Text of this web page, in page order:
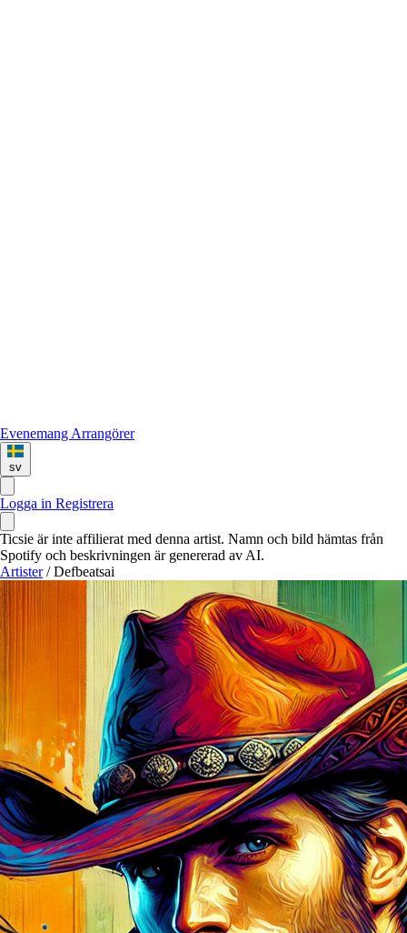
Evenemang Arrangörer
sv
Logga in Registrera
Ticsie är inte affilierat med denna artist. Namn och bild hämtas från
Spotify och beskrivningen är genererad av AI.
Artister / Defbeatsai